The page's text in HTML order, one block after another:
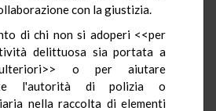
con la giustizia.
di chi non si adoperi <<per
delittuosa sia portata a
ulteriori>> o per aiutare
l'autorità di polizia o
nella raccolta di elementi